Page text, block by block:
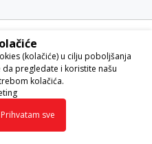
opisu proizvoda, prikazu slika i
da su sve informacije kompletne i
sajtu su deo naše ponude i ne
u svakom trenutku.
(kolačiće) u cilju poboljšanja
pregledate i koristite našu
kolačića.
Prihvatam sve